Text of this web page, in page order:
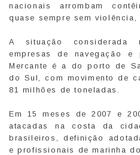
nacionais arrombam
quase sempre sem violência,
A situação considerada
empresas de navegação
Mercante é a do porto de
do Sul, com movimento de
81 milhões de toneladas.
Em 15 meses de 2007 e
atacadas na costa da
brasileiros, definição
e profissionais de marinha